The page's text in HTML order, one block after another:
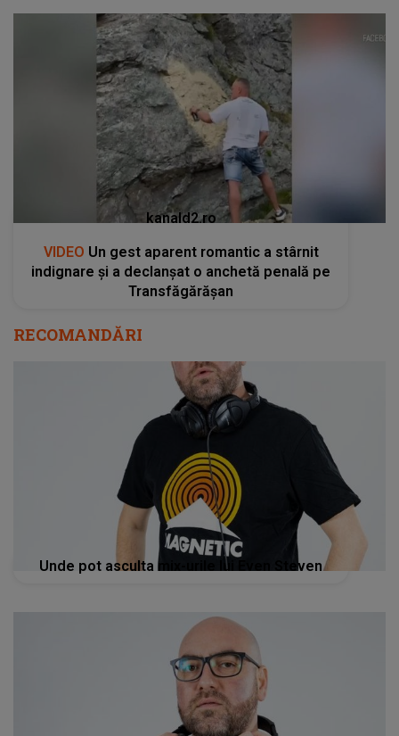
kanald2.ro
VIDEO Un gest aparent romantic a stârnit
indignare și a declanșat o anchetă penală pe
Transfăgărășan
RECOMANDĂRI
Unde pot asculta mix-urile lui Even Steven